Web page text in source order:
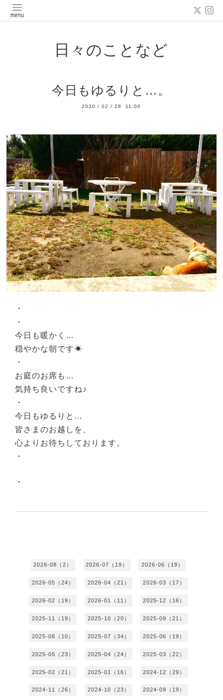
日々のことなど
今日もゆるりと…。
2020 /02 /28 11:00
・
・
今日も暖かく…
穏やかな朝です☀︎
・
お庭のお席も…
気持ち良いですね♪
・
今日もゆるりと…
皆さまのお越しを、
心よりお待ちしております。
・
・
2026-08（2） 2026-07（19） 2026-06（19）
2026-05（24） 2026-04（21） 2026-03（17）
2026-02（19） 2026-01（11） 2025-12（16）
2025-11（19） 2025-10（20） 2025-09（21）
2025-08（10） 2025-07（34） 2025-06（19）
2025-05（23） 2025-04（24） 2025-03（22）
2025-02（21） 2025-01（16） 2024-12（29）
2024-11（26） 2024-10（23） 2024-09（19）